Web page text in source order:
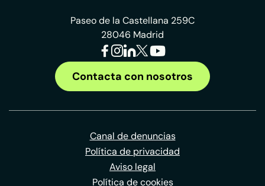
Paseo de la Castellana 259C
28046 Madrid
Contacta con nosotros
Canal de denuncias
Política de privacidad
Aviso legal
Política de cookies